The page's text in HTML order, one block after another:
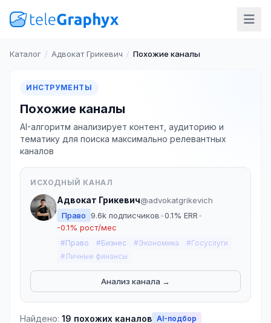
Каталог / Адвокат Грикевич / Похожие каналы
ИНСТРУМЕНТЫ
Похожие каналы
AI-алгоритм анализирует контент, аудиторию и
тематику для поиска максимально релевантных
каналов
ИСХОДНЫЙ КАНАЛ
Адвокат Грикевич@advokatgrikevich
Право
9.6k подписчиков•0.1% ERR•
-0.1% рост/мес
#Право #Бизнес #Экономика
#Госуслуги
#Личные финансы
Анализ канала →
Найдено: 19 похожих каналов AI-подбор